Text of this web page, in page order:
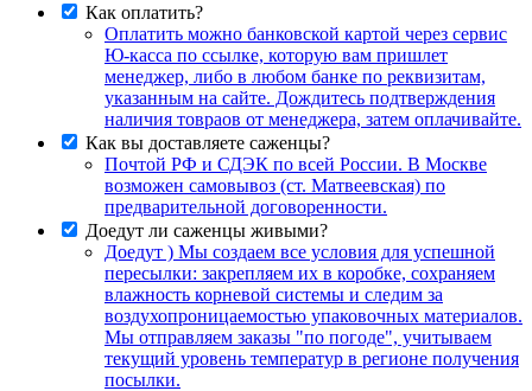
Как оплатить?
Оплатить можно банковской картой через сервис
Ю-касса по ссылке, которую вам пришлет
менеджер, либо в любом банке по реквизитам,
указанным на сайте. Дождитесь подтверждения
наличия товраов от менеджера, затем оплачивайте.
Как вы доставляете саженцы?
Почтой РФ и СДЭК по всей России. В Москве
возможен самовывоз (ст. Матвеевская) по
предварительной договоренности.
Доедут ли саженцы живыми?
Доедут ) Мы создаем все условия для успешной
пересылки: закрепляем их в коробке, сохраняем
влажность корневой системы и следим за
воздухопроницаемостью упаковочных материалов.
Мы отправляем заказы "по погоде", учитываем
текущий уровень температур в регионе получения
посылки.